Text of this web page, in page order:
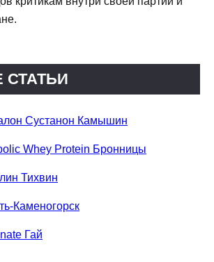
Сустанон Камышин
Whey Protein Бронницы
Тихвин
Каменогорск
Гай